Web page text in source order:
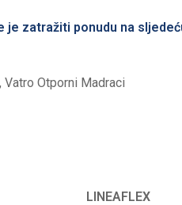
je zatražiti ponudu na
, Vatro Otporni Madraci
LINEAFLEX